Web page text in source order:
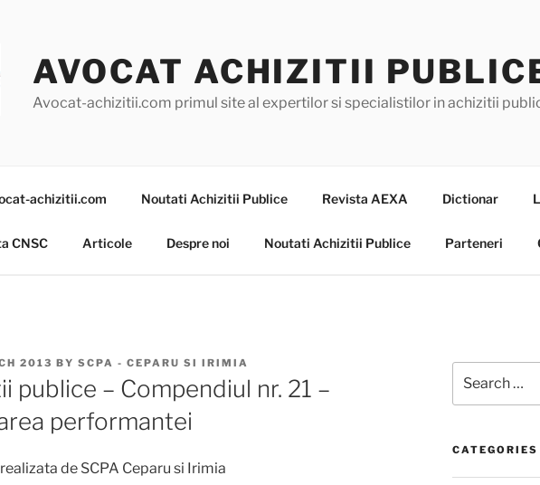
AVOCAT ACHIZITII
Avocat-achizitii.com primul site al expertilor si specialistilor in achizitii
achizitii.com Noutati Achizitii Publice Revista AEXA Dictionar
CNSC Articole Despre noi Noutati Achizitii Publice Parteneri
2013 BY SCPA - CEPARU SI IRIMIA
publice – Compendiul nr. 21 –
performantei
de SCPA Ceparu si Irimia
for:
CATEGORIES